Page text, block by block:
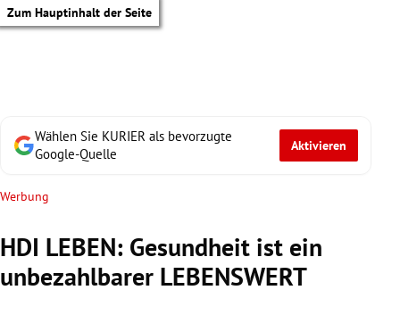
Zum Hauptinhalt der Seite
Wählen Sie KURIER als bevorzugte
Google-Quelle
Aktivieren
Werbung
HDI LEBEN: Gesundheit ist ein
unbezahlbarer LEBENSWERT